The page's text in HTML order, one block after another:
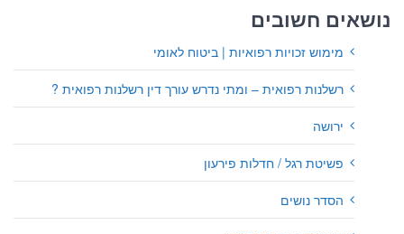
נושאים חשובים
מימוש זכויות רפואיות | ביטוח לאומי
רשלנות רפואית – ומתי נדרש עורך דין רשלנות רפואית ?
ירושה
פשיטת רגל / חדלות פירעון
הסדר נושים